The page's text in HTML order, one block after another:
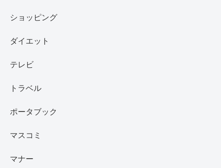
ショッピング
ダイエット
テレビ
トラベル
ポータブック
マスコミ
マナー